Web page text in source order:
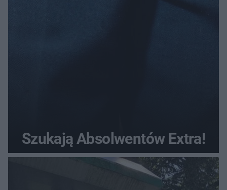
Szukają Absolwentów Extra!